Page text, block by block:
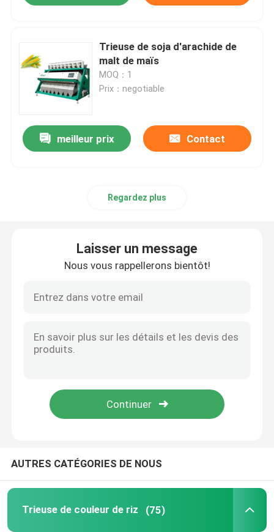
Produits
Trieuse de soja d'arachide de
malt de maïs
MOQ：1
Prix：negotiable
meilleur prix Contact
Regardez plus
Laisser un message
Nous vous rappellerons bientôt!
AUTRES CATÉGORIES DE NOUS
Trieuse de couleur de riz (75)